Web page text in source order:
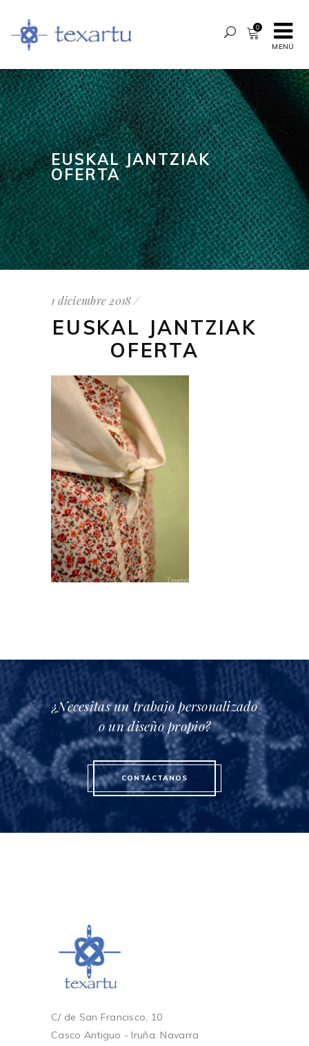
MENÚ
0
EUSKAL JANTZIAK
OFERTA
1 diciembre 2018
EUSKAL JANTZIAK
OFERTA
¿Necesitas un trabajo personalizado
o un diseño propio?
CONTÁCTANOS
C/ de San Francisco, 10
Casco Antiguo - Iruña. Navarra